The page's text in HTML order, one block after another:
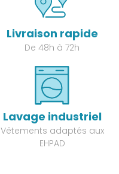
Livraison rapide
De 48h à 72h
Lavage industriel
Vêtements adaptés aux
EHPAD